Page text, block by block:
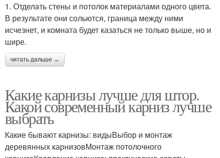
1. Отделать стены и потолок материалами одного цвета.
В результате они сольются, граница между ними
исчезнет, и комната будет казаться не только выше, но и
шире.
читать дальше →
Какие карнизы лучше для штор.
Какой современный карниз лучше
выбрать
Какие бывают карнизы: видыВыбор и монтаж
деревянных карнизовМонтаж потолочного